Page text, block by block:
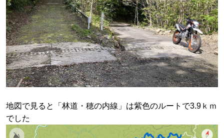
地図で見ると「林道・穂の内線」は紫色のルートで3.9ｋｍ
でした